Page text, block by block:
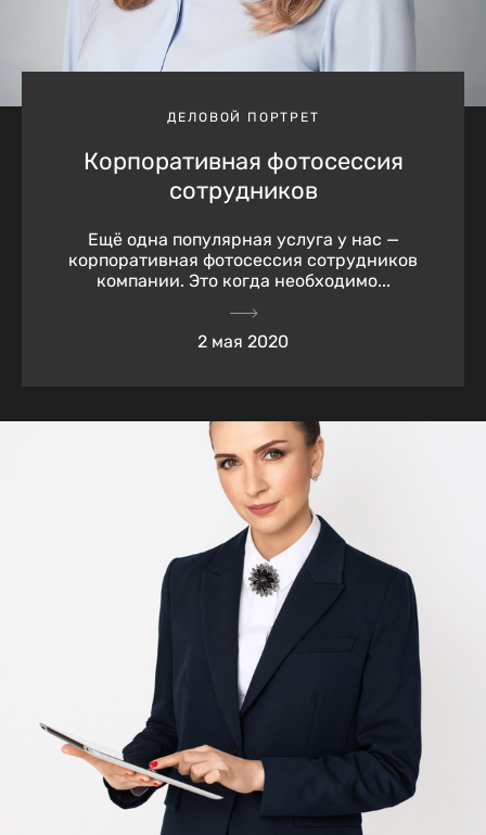
ДЕЛОВОЙ ПОРТРЕТ
Корпоративная фотосессия
сотрудников
Ещё одна популярная услуга у нас —
корпоративная фотосессия сотрудников
компании. Это когда необходимо...
2 мая 2020